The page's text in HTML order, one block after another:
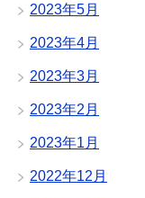
2023年5月
2023年4月
2023年3月
2023年2月
2023年1月
2022年12月